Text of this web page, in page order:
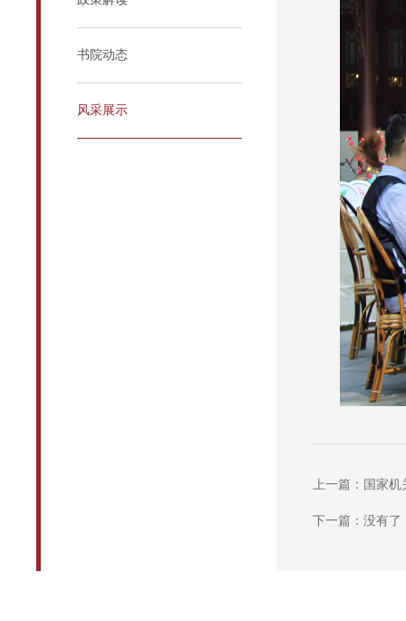
书院动态
风采展示
上一篇：国家
下一篇：没有了